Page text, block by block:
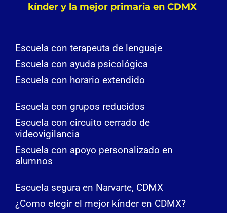
kínder y la mejor primaria en CDMX
Escuela con terapeuta de lenguaje
Escuela con ayuda psicológica
Escuela con horario extendido
Escuela con grupos reducidos
Escuela con circuito cerrado de
videovigilancia
Escuela con apoyo personalizado en
alumnos
Escuela segura en Narvarte, CDMX
¿Como elegir el mejor kínder en CDMX?